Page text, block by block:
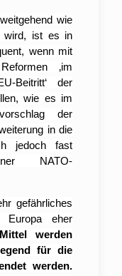
wie
wird, ist es in
wenn mit
‚im
Beitritt‘ der
wie es im
der
in die
jedoch fast
NATO-
gefährliches
eher
werden
für die
werden.